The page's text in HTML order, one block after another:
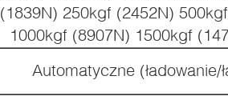
(1839N) 250kgf (2452N)
1000kgf (8907N) 1500kgf
Automatyczne (ładowanie/